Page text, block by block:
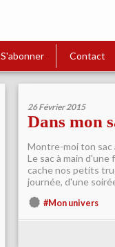
S'abonner Contact
26 Février 2015
Dans mon
Montre-moi ton sac
Le sac à main
cache nos petits
journée, d'une
#Mon univers